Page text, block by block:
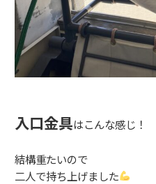
入口金具はこんな感じ！
結構重たいので
二人で持ち上げました